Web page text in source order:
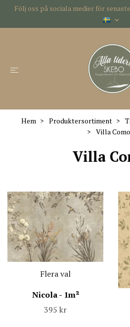
Följ oss på sociala medier för
Hem Produktersortiment
Villa Como
Villa
Flera val
Nicola - 1m²
395 kr